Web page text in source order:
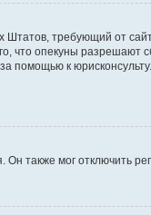
Штатов, требующий от
что опекуны
помощью к
также мог отключить